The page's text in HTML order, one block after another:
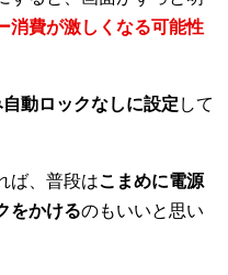
消費が激しくなる可能性
動ロックなしに設定 して
ば、普段はこまめに電源
をかけるのもいいと思い